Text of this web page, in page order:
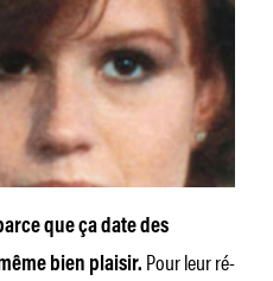
que ça date des
bien plaisir. Pour leur ré-